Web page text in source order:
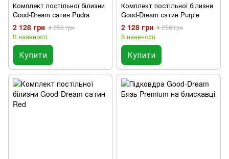
Комплект постільної білизни
Good-Dream сатин Pudra
2 128 грн 4 256 грн
В наявності
Купити
Комплект постільної білизни
Good-Dream сатин Purple
2 128 грн 4 256 грн
В наявності
Купити